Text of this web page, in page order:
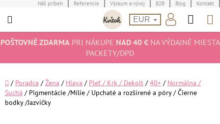
na
Náš príbeh Referencie Výskum a vývoj B2B Blog Kontakt
EUR
POŠTOVNÉ ZDARMAPRI NÁKUPE NAD 40 €NA VÝDAJNÉ MIESTA
PACKETY/DPD
Domov
/ Poradca / Žena / Hlava / Pleť / Krk / Dekolt / 40+ / Normálna /
Suchá / Pigmentácie /Mílie / Upchaté a rozšírené a póry / Čierne
bodky /Jazvičky